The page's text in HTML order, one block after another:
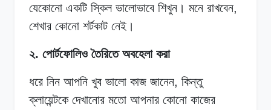
যেকোনো একটি স্কিল ভালোভাবে শিখুন। মনে রাখবেন,
শেখার কোনো শর্টকাট নেই।
২. পোর্টফোলিও তৈরিতে অবহেলা করা
ধরে নিন আপনি খুব ভালো কাজ জানেন, কিন্তু
ক্লায়েন্টকে দেখানোর মতো আপনার কোনো কাজের